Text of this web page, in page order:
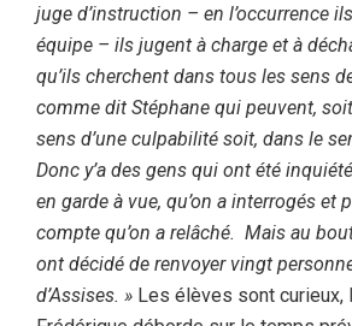
juge d’instruction – en l’occurrence
équipe – ils jugent à charge et à
qu’ils cherchent dans tous les sens
comme dit Stéphane qui peuvent,
sens d’une culpabilité soit, dans le
Donc y’a des gens qui ont été
en garde à vue, qu’on a interrogés et
compte qu’on a relâché. Mais au
ont décidé de renvoyer vingt
d’Assises. » Les élèves sont curieux,